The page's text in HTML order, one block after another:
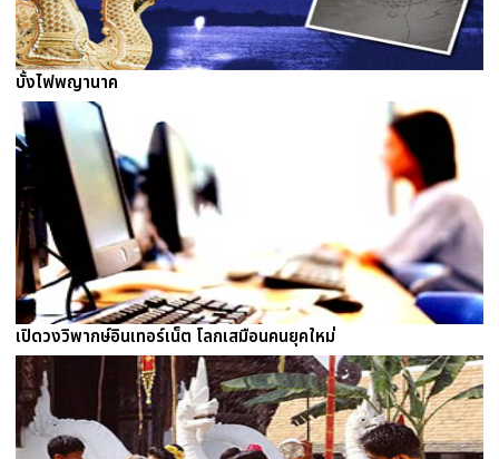
บั้งไฟพญานาค
เปิดวงวิพากษ์อินเทอร์เน็ต โลกเสมือนคนยุคใหม่